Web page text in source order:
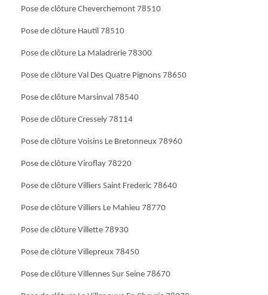
Pose de clôture Cheverchemont 78510
Pose de clôture Hautil 78510
Pose de clôture La Maladrerie 78300
Pose de clôture Val Des Quatre Pignons 78650
Pose de clôture Marsinval 78540
Pose de clôture Cressely 78114
Pose de clôture Voisins Le Bretonneux 78960
Pose de clôture Viroflay 78220
Pose de clôture Villiers Saint Frederic 78640
Pose de clôture Villiers Le Mahieu 78770
Pose de clôture Villette 78930
Pose de clôture Villepreux 78450
Pose de clôture Villennes Sur Seine 78670